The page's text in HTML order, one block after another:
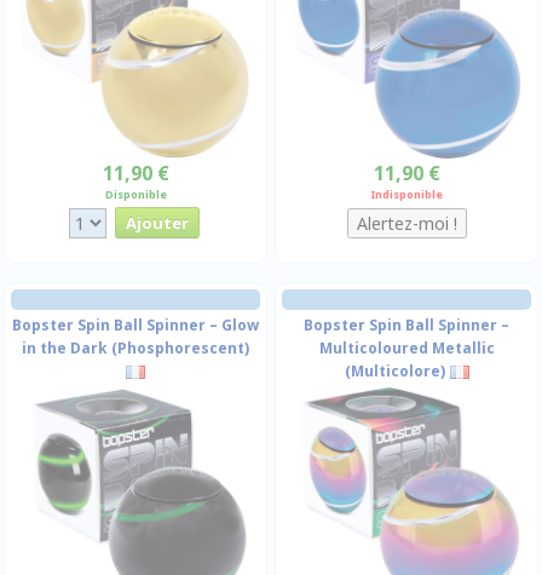
11,90 €
Disponible
11,90 €
Indisponible
Bopster Spin Ball Spinner – Glow
in the Dark (Phosphorescent)
Bopster Spin Ball Spinner –
Multicoloured Metallic
(Multicolore)